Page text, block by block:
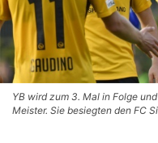
YB wird zum 3. Mal in Folge
Meister. Sie besiegten den FC